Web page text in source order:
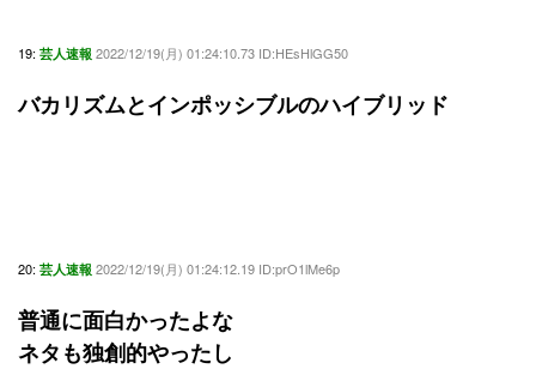
19: 芸人速報 2022/12/19(月) 01:24:10.73 ID:HEsHlGG50
バカリズムとインポッシブルのハイブリッド
20: 芸人速報 2022/12/19(月) 01:24:12.19 ID:prO1lMe6p
普通に面白かったよな
ネタも独創的やったし